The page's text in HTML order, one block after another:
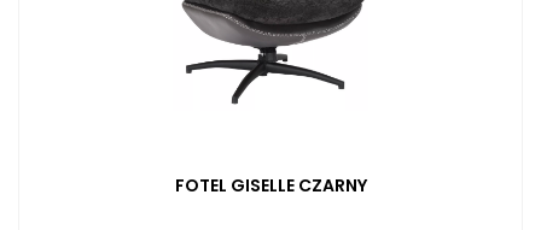
FOTEL GISELLE CZARNY